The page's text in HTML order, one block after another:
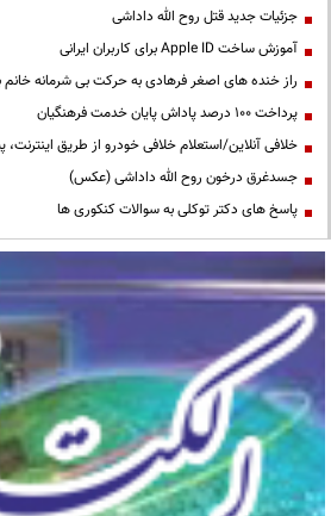
جزئیات جدید قتل روح الله داداشی
آموزش ساخت Apple ID برای کاربران ایرانی
راز خنده های اصغر فرهادی به حرکت بی شرمانه
پرداخت ۱۰۰ درصد پاداش پایان خدمت فرهنگیان
خلافی آنلاین/استعلام خلافی خودرو از طریق اینترنت،
جسدغرق درخون روح الله داداشی (عکس)
پاسخ های دکتر توکلی به سوالات کنکوری ها